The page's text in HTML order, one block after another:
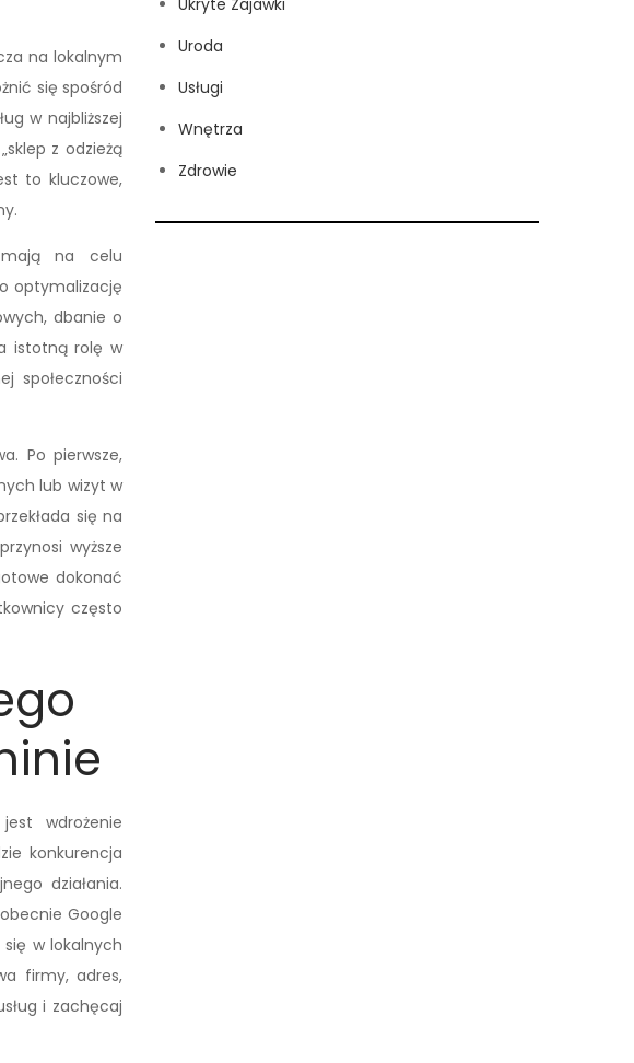
na lokalnym
się spośród
w najbliższej
z odzieżą
to kluczowe,
mają na celu
optymalizację
dbanie o
istotną rolę w
społeczności
Po pierwsze,
lub wizyt w
się na
wyższe
dokonać
często
wdrożenie
konkurencja
działania.
Google
w lokalnych
firmy, adres,
i zachęcaj
Ukryte Zajawki
Uroda
Usługi
Wnętrza
Zdrowie